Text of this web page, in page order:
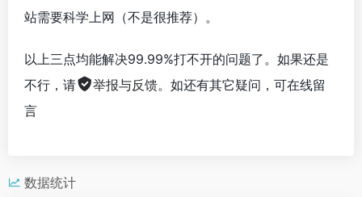
站需要科学上网（不是很推荐）。
以上三点均能解决99.99%打不开的问题了。如果还是
不行，请
举报与反馈。如还有其它疑问，可在线留
言
数据统计